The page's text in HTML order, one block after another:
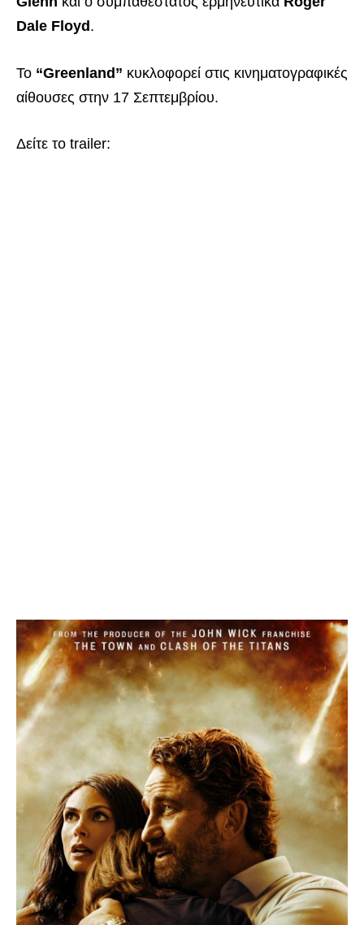
Dale Floyd.
Το “Greenland” κυκλοφορεί στις κινηματογραφικές
αίθουσες στην 17 Σεπτεμβρίου.
Δείτε το trailer: